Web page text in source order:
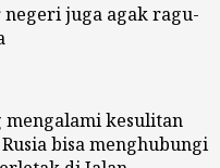
juga agak ragu-
mengalami kesulitan
bisa menghubungi